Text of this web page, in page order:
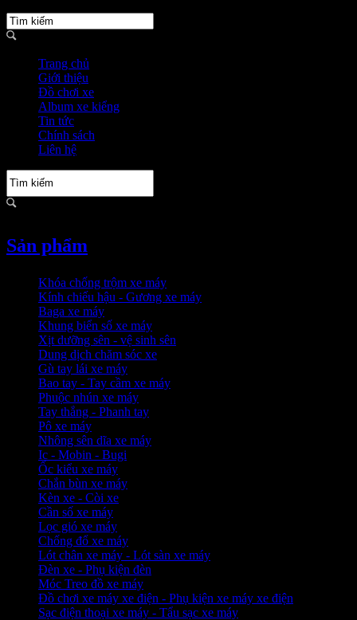
Trang chủ
Giới thiệu
Đồ chơi xe
Album xe kiểng
Tin tức
Chính sách
Liên hệ
Sản phẩm
Khóa chống trộm xe máy
Kính chiếu hậu - Gương xe máy
Baga xe máy
Khung biển số xe máy
Xịt dưỡng sên - vệ sinh sên
Dung dịch chăm sóc xe
Gù tay lái xe máy
Bao tay - Tay cầm xe máy
Phuộc nhún xe máy
Tay thắng - Phanh tay
Pô xe máy
Nhông sên dĩa xe máy
Ic - Mobin - Bugi
Ốc kiểu xe máy
Chắn bùn xe máy
Kèn xe - Còi xe
Cần số xe máy
Lọc gió xe máy
Chống đổ xe máy
Lót chân xe máy - Lót sàn xe máy
Đèn xe - Phụ kiện đèn
Móc Treo đồ xe máy
Đồ chơi xe máy xe điện - Phụ kiện xe máy xe điện
Sạc điện thoại xe máy - Tẩu sạc xe máy